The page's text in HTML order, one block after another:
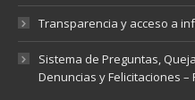
Transparencia y acceso a
Sistema de Preguntas,
Denuncias y Felicitaciones –